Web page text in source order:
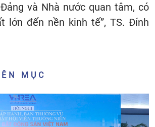
và Nhà nước quan tâm, có
lớn đến nền kinh tế”, TS. Đính
MỤC